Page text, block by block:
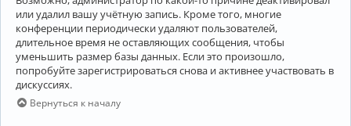
или удалил вашу учётную запись. Кроме того, многие
конференции периодически удаляют пользователей,
длительное время не оставляющих сообщения, чтобы
уменьшить размер базы данных. Если это произошло,
попробуйте зарегистрироваться снова и активнее участвовать в
дискуссиях.
Вернуться к началу